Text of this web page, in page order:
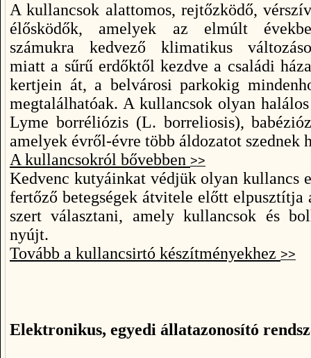
A kullancsok alattomos, rejtőzködő,
élősködők, amelyek az elmúlt
számukra kedvező klimatikus
miatt a sűrű erdőktől kezdve a családi
kertjein át, a belvárosi parkokig
megtalálhatóak. A kullancsok olyan
Lyme borréliózis (L. borreliosis),
amelyek évről-évre több áldozatot szednek
A kullancsokról bővebben >>
Kedvenc kutyáinkat védjük olyan kullancs
fertőző betegségek átvitele előtt elpusztítja
szert választani, amely kullancsok és
nyújt.
Tovább a kullancsirtó készítményekhez >>
Elektronikus, egyedi állatazonosító